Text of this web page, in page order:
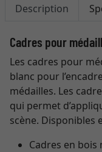
Description
Cadres pour
Les cadres pour
blanc pour
médailles. Les
qui permet
scène. Disponibles
Cadres en bois